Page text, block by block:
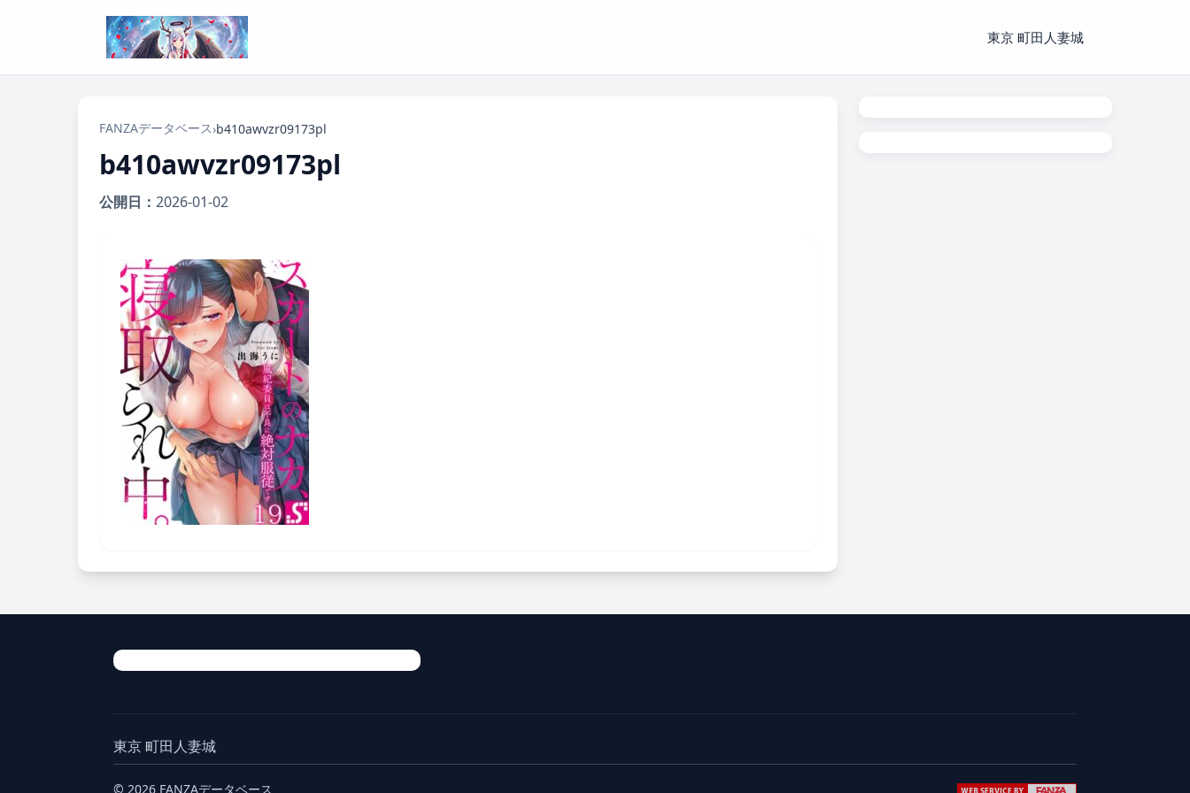
東京 町田人妻城
FANZAデータベース›b410awvzr09173pl
b410awvzr09173pl
公開日： 2026-01-02
東京 町田人妻城
© 2026 FANZAデータベース